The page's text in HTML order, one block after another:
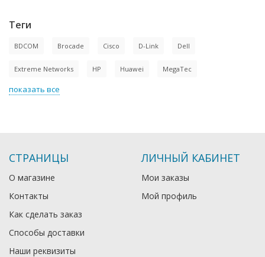
Теги
BDCOM Brocade Cisco D-Link Dell
Extreme Networks HP Huawei MegaTec
показать все
СТРАНИЦЫ
О магазине
Контакты
Как сделать заказ
Способы доставки
Наши реквизиты
ЛИЧНЫЙ КАБИНЕТ
Мои заказы
Мой профиль